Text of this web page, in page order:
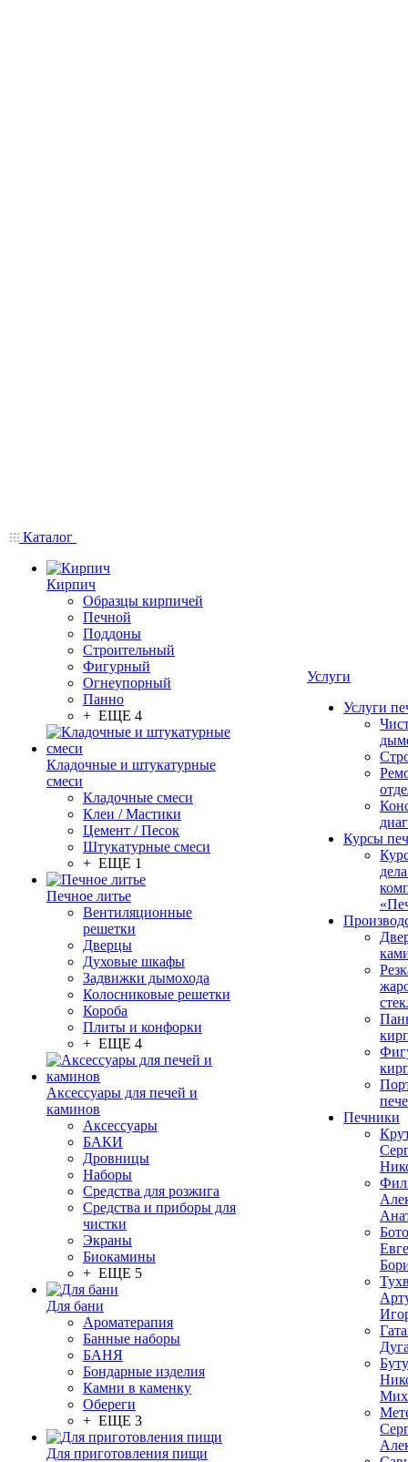
Каталог
Кирпич
Образцы кирпичей
Печной
Поддоны
Строительный
Фигурный
Огнеупорный
Панно
+ ЕЩЕ 4
Кладочные и штукатурные
смеси
Кладочные смеси
Клеи / Мастики
Цемент / Песок
Штукатурные смеси
+ ЕЩЕ 1
Печное литье
Вентиляционные
решетки
Дверцы
Духовые шкафы
Задвижки дымохода
Колосниковые решетки
Короба
Плиты и конфорки
+ ЕЩЕ 4
Аксессуары для печей и
каминов
Аксессуары
БАКИ
Дровницы
Наборы
Средства для розжига
Средства и приборы для
чистки
Экраны
Биокамины
+ ЕЩЕ 5
Для бани
Ароматерапия
Банные наборы
БАНЯ
Бондарные изделия
Камни в каменку
Обереги
+ ЕЩЕ 3
Для приготовления пищи
Услуги
Услуги
Курсы
Печники